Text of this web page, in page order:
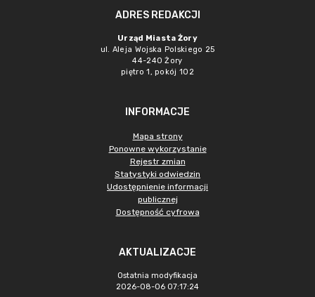
ADRES REDAKCJI
Urząd Miasta Żory
ul. Aleja Wojska Polskiego 25
44-240 Żory
piętro 1, pokój 102
INFORMACJE
Mapa strony
Ponowne wykorzystanie
Rejestr zmian
Statystyki odwiedzin
Udostępnienie informacji
publicznej
Dostępność cyfrowa
AKTUALIZACJE
Ostatnia modyfikacja
2026-08-06 07:17:24